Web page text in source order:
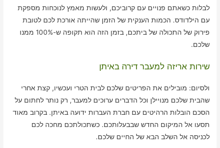
לבלות כשאתם פנויים עם קרוביכם, ולעשות מאמץ לנוכחות מספקת
עם הילדודס. הכמות הענקית של הזמן שהייתה אורכת לכם לטובת
פירוק של התכולה של ביתכם, בזמן הזה הוא תקופה ש-100% ממנו
שלכם.
שירות אריזה למעבר דירה באיתן
ולסיום: מובילים את הפריטים שלכם לבית הטרי ועכשיו, קצת אחרי
שהבית שלכם מנויילן וכל הדברים ערוכים למעבר, רק נותר לחתום על
הסכם הובלות הרהיטים עם חברת העברות ידועה באיתן. בקרוב מאוד
תסעו אל המיקום החדש שבבעלותכם. כשתכולתכם מחכה לכם
לכניסה אל השלב הבא של החיים שלכם.